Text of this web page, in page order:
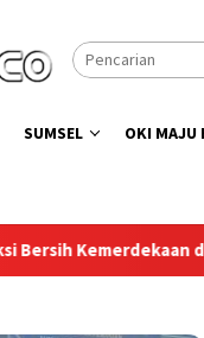
SUMSEL OKI MAJU
Rangka HUT ke-81